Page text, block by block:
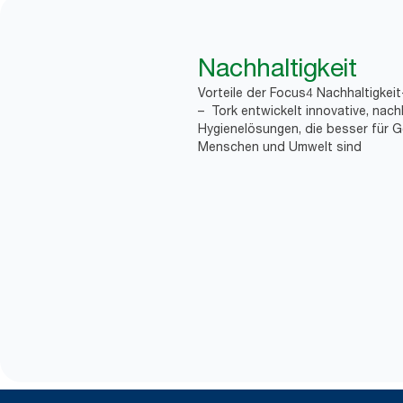
Nachhaltigkeit
Vorteile der Focus4
– Tork entwickelt innovative,
Hygienelösungen, die besser für
Menschen und Umwelt sind